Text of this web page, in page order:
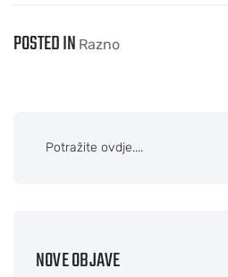
POSTED IN Razno
NOVE OBJAVE